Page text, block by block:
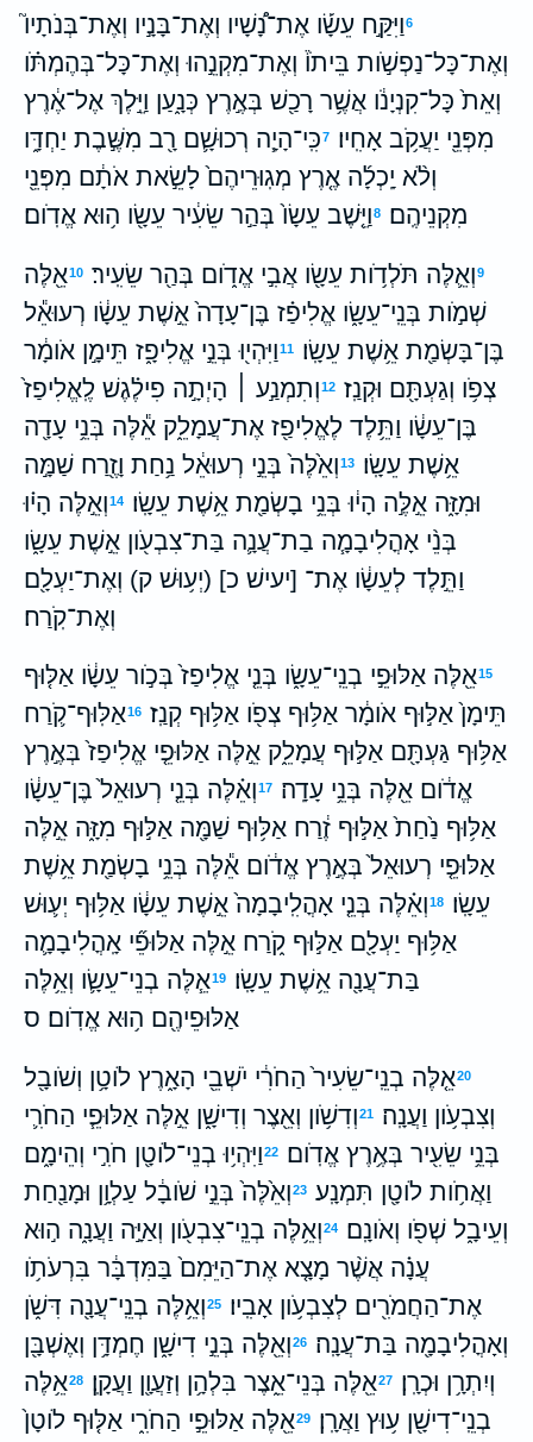
6וַיִּקַּ֣ח עֵשָׂ֡ו אֶת־נָ֠שָׁיו וְאֶת־בָּנָ֣יו וְאֶת־בְּנֹתָיו֮
וְאֶת־כָּל־נַפְשֹׁ֣ות בֵּיתֹו֒ וְאֶת־מִקְנֵ֣הוּ וְאֶת־כָּל־בְּהֶמְתֹּ֗ו
וְאֵת֙ כָּל־קִנְיָנֹ֔ו אֲשֶׁ֥ר רָכַ֖שׁ בְּאֶ֣רֶץ כְּנָ֑עַן וַיֵּ֣לֶךְ אֶל־אֶ֔רֶץ
מִפְּנֵ֖י יַעֲקֹ֥ב אָחִֽיו׃
7כִּֽי־הָיָ֧ה רְכוּשָׁ֛ם רָ֖ב מִשֶּׁ֣בֶת יַחְדָּ֑ו
וְלֹ֨א יָֽכְלָ֜ה אֶ֤רֶץ מְגֽוּרֵיהֶם֙ לָשֵׂ֣את אֹתָ֔ם מִפְּנֵ֖י
מִקְנֵיהֶֽם׃
8וַיֵּ֤שֶׁב עֵשָׂו֙ בְּהַ֣ר שֵׂעִ֔יר עֵשָׂ֖ו ה֥וּא אֱדֹֽום׃
9וְאֵ֛לֶּה תֹּלְדֹ֥ות עֵשָׂ֖ו אֲבִ֣י אֱדֹ֑ום בְּהַ֖ר שֵׂעִֽיר׃ 10אֵ֖לֶּה
שְׁמֹ֣ות בְּנֵֽי־עֵשָׂ֑ו אֱלִיפַ֗ז בֶּן־עָדָה֙ אֵ֣שֶׁת עֵשָׂ֔ו רְעוּאֵ֕ל
בֶּן־בָּשְׂמַ֖ת אֵ֥שֶׁת עֵשָֽׂו׃
11וַיִּהְי֖וּ בְּנֵ֣י אֱלִיפָ֑ז תֵּימָ֣ן אֹומָ֔ר
צְפֹ֥ו וְגַעְתָּ֖ם וּקְנַֽז׃ 12וְתִמְנַ֣ע ׀ הָיְתָ֣ה פִילֶ֗גֶשׁ לֶֽאֱלִיפַז֙
בֶּן־עֵשָׂ֔ו וַתֵּ֥לֶד לֶאֱלִיפַ֖ז אֶת־עֲמָלֵ֑ק אֵ֕לֶּה בְּנֵ֥י עָדָ֖ה
אֵ֥שֶׁת עֵשָֽׂו׃
13וְאֵ֙לֶּה֙ בְּנֵ֣י רְעוּאֵ֔ל נַ֥חַת וָזֶ֖רַח שַׁמָּ֣ה
וּמִזָּ֑ה אֵ֣לֶּ֣ה הָי֔וּ בְּנֵ֥י בָשְׂמַ֖ת אֵ֥שֶׁת עֵשָֽׂו׃
14וְאֵ֣לֶּה הָי֗וּ
בְּנֵ֨י אָהֳלִיבָמָ֧ה בַת־עֲנָ֛ה בַּת־צִבְעֹ֖ון אֵ֣שֶׁת עֵשָׂ֑ו
וַתֵּ֣לֶד לְעֵשָׂ֔ו אֶת־ [יעישׁ כ] (יְע֥וּשׁ ק) וְאֶת־יַעְלָ֖ם
וְאֶת־קֹֽרַח׃
15אֵ֖לֶּה אַלּוּפֵ֣י בְנֵֽי־עֵשָׂ֑ו בְּנֵ֤י אֱלִיפַז֙ בְּכֹ֣ור עֵשָׂ֔ו אַלּ֤וּף
תֵּימָן֙ אַלּ֣וּף אֹומָ֔ר אַלּ֥וּף צְפֹ֖ו אַלּ֥וּף קְנַֽז׃ 16אַלּֽוּף־קֹ֛רַח
אַלּ֥וּף גַּעְתָּ֖ם אַלּ֣וּף עֲמָלֵ֑ק אֵ֣לֶּה אַלּוּפֵ֤י אֱלִיפַז֙ בְּאֶ֣רֶץ
אֱדֹ֔ום אֵ֖לֶּה בְּנֵ֥י עָדָֽה׃
17וְאֵ֗לֶּה בְּנֵ֤י רְעוּאֵל֙ בֶּן־עֵשָׂ֔ו
אַלּ֥וּף נַ֙חַת֙ אַלּ֣וּף זֶ֔רַח אַלּ֥וּף שַׁמָּ֖ה אַלּ֣וּף מִזָּ֑ה אֵ֣לֶּה
אַלּוּפֵ֤י רְעוּאֵל֙ בְּאֶ֣רֶץ אֱדֹ֔ום אֵ֕לֶּה בְּנֵ֥י בָשְׂמַ֖ת אֵ֥שֶׁת
עֵשָֽׂו׃
18וְאֵ֗לֶּה בְּנֵ֤י אָהֳלִֽיבָמָה֙ אֵ֣שֶׁת עֵשָׂ֔ו אַלּ֥וּף יְע֛וּשׁ
אַלּ֥וּף יַעְלָ֖ם אַלּ֣וּף קֹ֑רַח אֵ֣לֶּה אַלּוּפֵ֞י אָֽהֳלִיבָמָ֛ה
בַּת־עֲנָ֖ה אֵ֥שֶׁת עֵשָֽׂו׃
19אֵ֧לֶּה בְנֵי־עֵשָׂ֛ו וְאֵ֥לֶּה
אַלּוּפֵיהֶ֖ם ה֥וּא אֱדֹֽום׃ ס
20אֵ֤לֶּה בְנֵֽי־שֵׂעִיר֙ הַחֹרִ֔י יֹשְׁבֵ֖י הָאָ֑רֶץ לֹוטָ֥ן וְשֹׁובָ֖ל
וְצִבְעֹ֥ון וַעֲנָֽה׃
21וְדִשֹׁ֥ון וְאֵ֖צֶר וְדִישָׁ֑ן אֵ֣לֶּה אַלּוּפֵ֧י הַחֹרִ֛י
בְּנֵ֥י שֵׂעִ֖יר בְּאֶ֥רֶץ אֱדֹֽום׃
22וַיִּהְי֥וּ בְנֵי־לֹוטָ֖ן חֹרִ֣י וְהֵימָ֑ם
וַאֲחֹ֥ות לֹוטָ֖ן תִּמְנָֽע׃ 23וְאֵ֙לֶּה֙ בְּנֵ֣י שֹׁובָ֔ל עַלְוָ֥ן וּמָנַ֖חַת
וְעֵיבָ֑ל שְׁפֹ֖ו וְאֹונָֽם׃
24וְאֵ֥לֶּה בְנֵֽי־צִבְעֹ֖ון וְאַיָּ֣ה וַעֲנָ֑ה ה֣וּא
עֲנָ֗ה אֲשֶׁ֨ר מָצָ֤א אֶת־הַיֵּמִם֙ בַּמִּדְבָּ֔ר בִּרְעֹתֹ֥ו
אֶת־הַחֲמֹרִ֖ים לְצִבְעֹ֥ון אָבִֽיו׃
25וְאֵ֥לֶּה בְנֵֽי־עֲנָ֖ה דִּשֹׁ֑ן
וְאָהֳלִיבָמָ֖ה בַּת־עֲנָֽה׃
26וְאֵ֖לֶּה בְּנֵ֣י דִישָׁ֑ן חֶמְדָּ֥ן וְאֶשְׁבָּ֖ן
וְיִתְרָ֥ן וּכְרָֽן׃
27אֵ֖לֶּה בְּנֵי־אֵ֑צֶר בִּלְהָ֥ן וְזַעֲוָ֖ן וַעֲקָֽן׃ 28אֵ֥לֶּה
בְנֵֽי־דִישָׁ֖ן ע֥וּץ וַאֲרָֽן׃
29אֵ֖לֶּה אַלּוּפֵ֣י הַחֹרִ֑י אַלּ֤וּף לֹוטָן֙